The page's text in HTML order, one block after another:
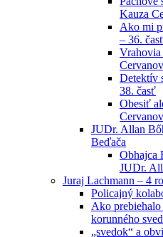
Kauza
Ako mi
– 36.
Vrahovia
Detektív
38. časť
Obesiť
JUDr. Allan
Beďača
Obhajca
JUDr.
Juraj Lachmann – 4
Policajný
Ako prebiehalo
korunného
„svedok“ a